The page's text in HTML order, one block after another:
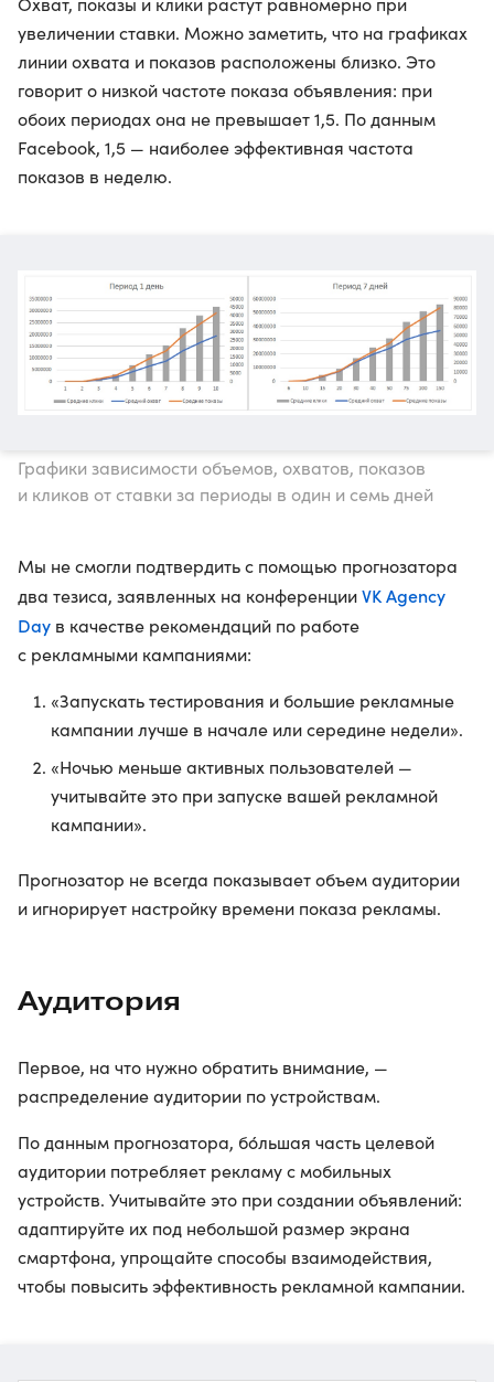
увеличении ставки. Можно заметить, что на графиках
линии охвата и показов расположены близко. Это
говорит о низкой частоте показа объявления: при
обоих периодах она не превышает 1,5. По данным
Facebook, 1,5 — наиболее эффективная частота
показов в неделю.
Графики зависимости объемов, охватов, показов
и кликов от ставки за периоды в один и семь дней
Мы не смогли подтвердить с помощью прогнозатора
два тезиса, заявленных на конференцииVK Agency
Day в качестве рекомендаций по работе
с рекламными кампаниями:
«Запускать тестирования и большие рекламные
кампании лучше в начале или середине недели».
«Ночью меньше активных пользователей —
учитывайте это при запуске вашей рекламной
кампании».
Прогнозатор не всегда показывает объем аудитории
и игнорирует настройку времени показа рекламы.
Аудитория
Первое, на что нужно обратить внимание, —
распределение аудитории по устройствам.
По данным прогнозатора, бóльшая часть целевой
аудитории потребляет рекламу с мобильных
устройств. Учитывайте это при создании объявлений:
адаптируйте их под небольшой размер экрана
смартфона, упрощайте способы взаимодействия,
чтобы повысить эффективность рекламной кампании.